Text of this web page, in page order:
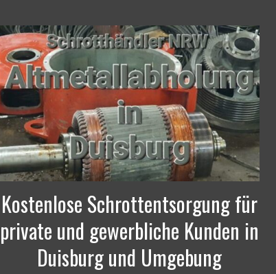
Kostenlose Schrottentsorgung für
private und gewerbliche Kunden in
Duisburg und Umgebung